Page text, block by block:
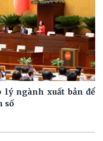
lý ngành xuất bản để
số